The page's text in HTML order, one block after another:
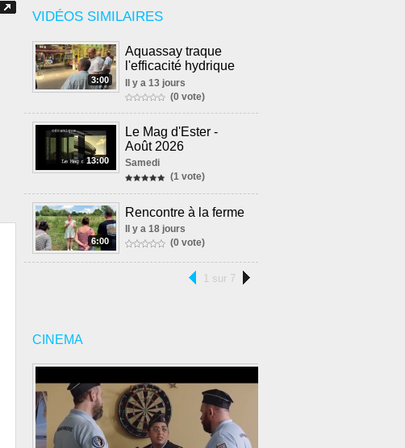
VIDÉOS SIMILAIRES
3:00
Aquassay traque
l'efficacité hydrique
Il y a 13 jours
(0 vote)
13:00
Le Mag d'Ester -
Août 2026
Samedi
(1 vote)
6:00
Rencontre à la ferme
Il y a 18 jours
(0 vote)
1 sur 7
CINEMA